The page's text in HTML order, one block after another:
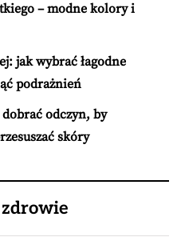
– modne kolory i
jak wybrać łagodne
podrażnień
odczyn, by
skóry